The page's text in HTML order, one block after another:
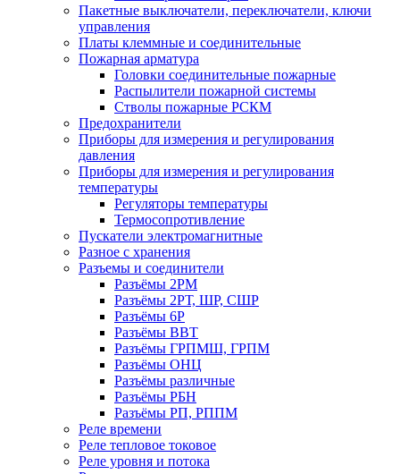
Пакетные выключатели, переключатели, ключи
управления
Платы клеммные и соединительные
Пожарная арматура
Головки соединительные пожарные
Распылители пожарной системы
Стволы пожарные РСКМ
Предохранители
Приборы для измерения и регулирования
давления
Приборы для измерения и регулирования
температуры
Регуляторы температуры
Термосопротивление
Пускатели электромагнитные
Разное с хранения
Разъемы и соединители
Разъёмы 2РМ
Разъёмы 2РТ, ШР, СШР
Разъёмы 6Р
Разъёмы ВВТ
Разъёмы ГРПМШ, ГРПМ
Разъёмы ОНЦ
Разъёмы различные
Разъёмы РБН
Разъёмы РП, РППМ
Реле времени
Реле тепловое токовое
Реле уровня и потока